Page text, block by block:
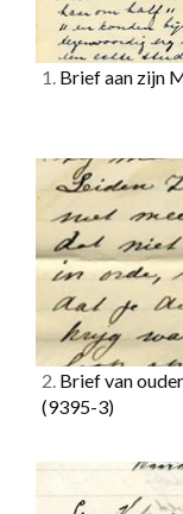
1. Brief aan zijn
2. Brief van
(9395-3)